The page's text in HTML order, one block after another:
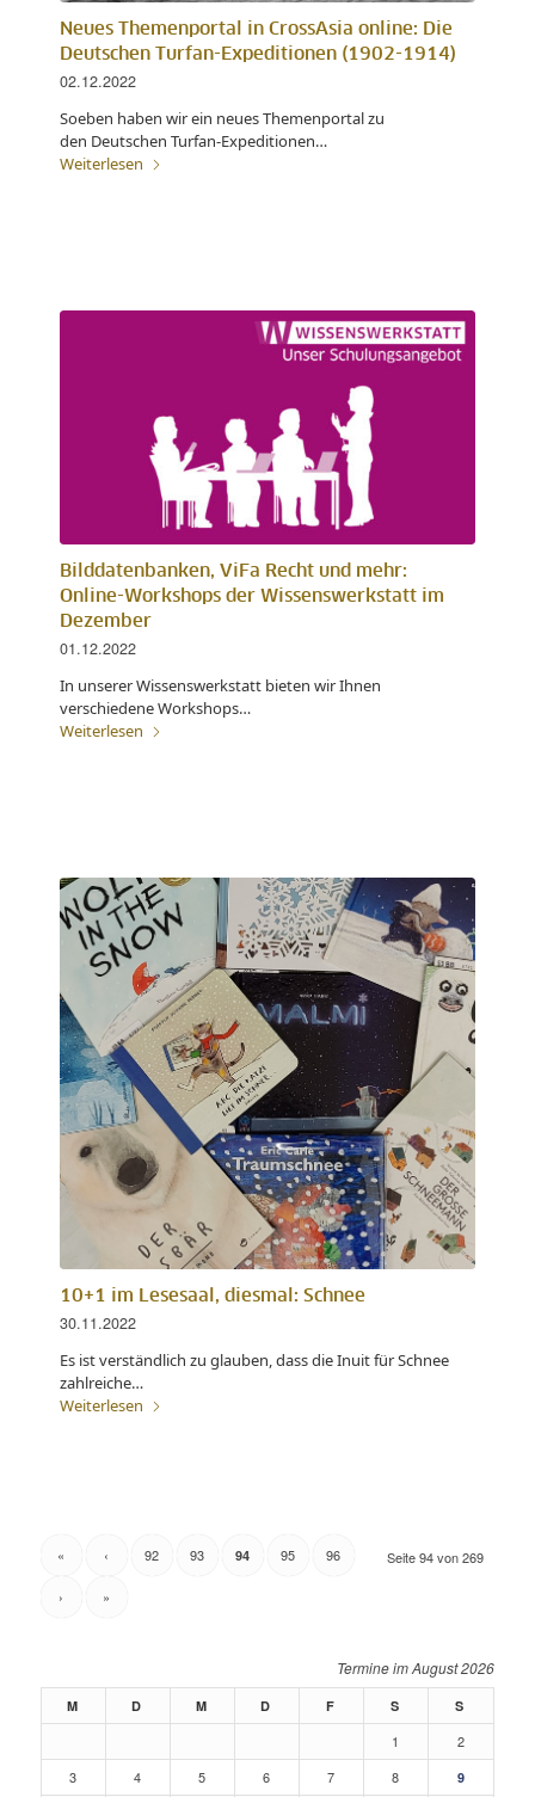
Neues Themenportal in CrossAsia online: Die
Deutschen Turfan-Expeditionen (1902-1914)
02.12.2022
Soeben haben wir ein neues Themenportal zu
den Deutschen Turfan-Expeditionen…
Weiterlesen
Bilddatenbanken, ViFa Recht und mehr:
Online-Workshops der Wissenswerkstatt im
Dezember
01.12.2022
In unserer Wissenswerkstatt bieten wir Ihnen
verschiedene Workshops…
Weiterlesen
10+1 im Lesesaal, diesmal: Schnee
30.11.2022
Es ist verständlich zu glauben, dass die Inuit für Schnee
zahlreiche…
Weiterlesen
Seite 94 von 269
« ‹ 92 93 94 95 96
› »
August 2026
M D M D F S S
1
2
3
4 5 6 7 8
9